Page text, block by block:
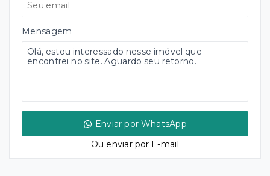
Mensagem
Enviar por WhatsApp
Ou enviar por E-mail